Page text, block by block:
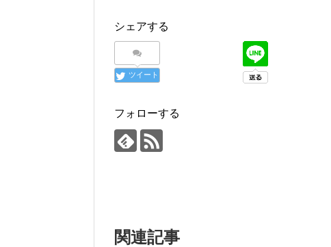
シェアする
ツイート
フォローする
関連記事